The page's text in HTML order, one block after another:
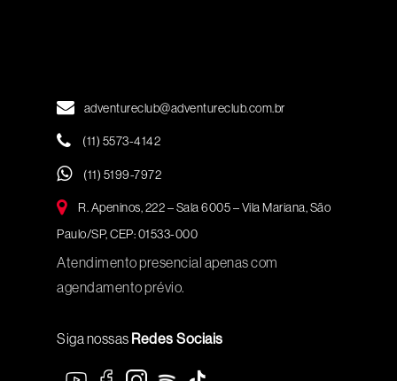
adventureclub@adventureclub.com.br
(11) 5573-4142
(11) 5199-7972
R. Apeninos, 222 – Sala 6005 – Vila Mariana, São
Paulo/SP, CEP: 01533-000
Atendimento presencial apenas com
agendamento prévio.
Siga nossas Redes Sociais